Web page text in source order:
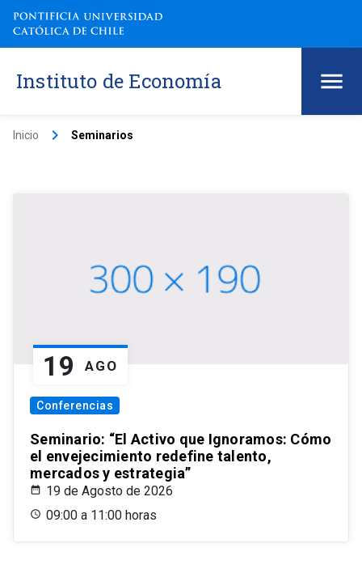
Instituto de Economía
Inicio keyboard_arrow_right Seminarios
19 AGO
Conferencias
Seminario: “El Activo que Ignoramos: Cómo
el envejecimiento redefine talento,
mercados y estrategia”
19 de Agosto de 2026
09:00 a 11:00 horas